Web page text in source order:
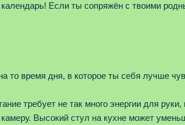
Если ты сопряжён с твоими
то время дня, в которое ты себя лучше
требует не так много энергии для руки,
Высокий стул на кухне может